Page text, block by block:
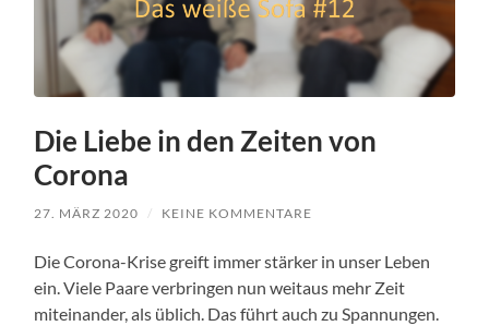
Die Liebe in den Zeiten von
Corona
27. MÄRZ 2020 / KEINE KOMMENTARE
Die Corona-Krise greift immer stärker in unser Leben
ein. Viele Paare verbringen nun weitaus mehr Zeit
miteinander, als üblich. Das führt auch zu Spannungen.